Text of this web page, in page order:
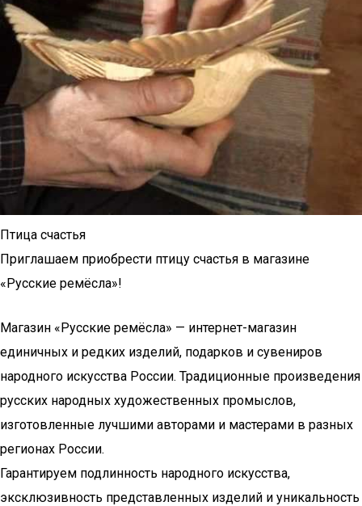
Птица счастья
Приглашаем приобрести птицу счастья в магазине
«Русские ремёсла»!
Магазин «Русские ремёсла» — интернет-магазин
единичных и редких изделий, подарков и сувениров
народного искусства России. Традиционные произведения
русских народных художественных промыслов,
изготовленные лучшими авторами и мастерами в разных
регионах России.
Гарантируем подлинность народного искусства,
эксклюзивность представленных изделий и уникальность